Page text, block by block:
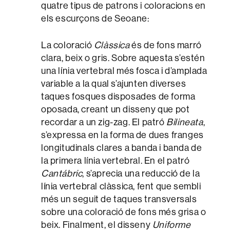
quatre tipus de patrons i coloracions en
els escurçons de Seoane:
La coloració Clàssicaés de fons marró
clara, beix o gris. Sobre aquesta s’estén
una línia vertebral més fosca i d’amplada
variable a la qual s’ajunten diverses
taques fosques disposades de forma
oposada, creant un disseny que pot
recordar a un zig-zag. El patró Bilineata,
s’expressa en la forma de dues franges
longitudinals clares a banda i banda de
la primera línia vertebral. En el patró
Cantábric, s’aprecia una reducció de la
línia vertebral clàssica, fent que sembli
més un seguit de taques transversals
sobre una coloració de fons més grisa o
beix. Finalment, el disseny Uniforme